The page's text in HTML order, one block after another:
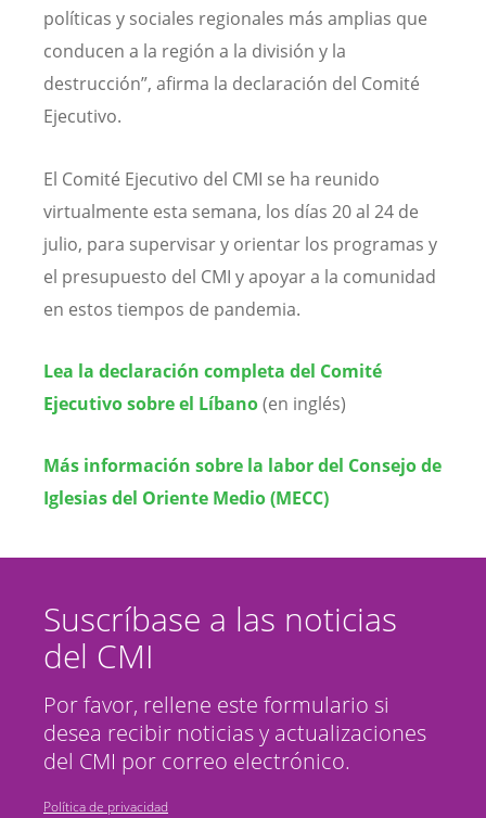
políticas y sociales regionales más amplias que
conducen a la región a la división y la
destrucción”, afirma la declaración del Comité
Ejecutivo.
El Comité Ejecutivo del CMI se ha reunido
virtualmente esta semana, los días 20 al 24 de
julio, para supervisar y orientar los programas y
el presupuesto del CMI y apoyar a la comunidad
en estos tiempos de pandemia.
Lea la declaración completa del Comité
Ejecutivo sobre el Líbano(en inglés)
Más información sobre la labor del Consejo de
Iglesias del Oriente Medio (MECC)
Suscríbase a las noticias
del CMI
Por favor, rellene este formulario si
desea recibir noticias y actualizaciones
del CMI por correo electrónico.
Política de privacidad